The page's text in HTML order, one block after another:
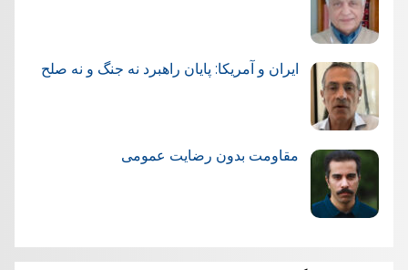
ایران و آمریکا: پایان راهبرد نه جنگ و نه صلح
مقاومت بدون رضایت عمومی